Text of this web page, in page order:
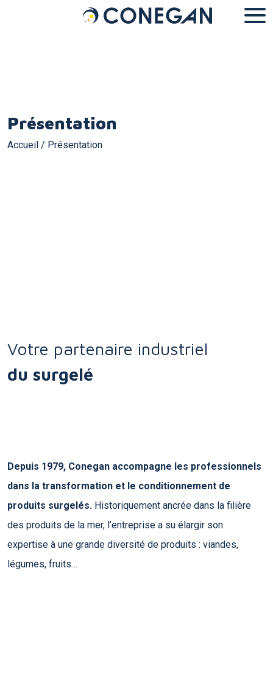
Panneau de gestion des cookies
Présentation
Accueil / Présentation
Votre partenaire industriel
du surgelé
Depuis 1979, Conegan accompagne les professionnels
dans la transformation et le conditionnement de
produits surgelés. Historiquement ancrée dans la filière
des produits de la mer, l’entreprise a su élargir son
expertise à une grande diversité de produits : viandes,
légumes, fruits…